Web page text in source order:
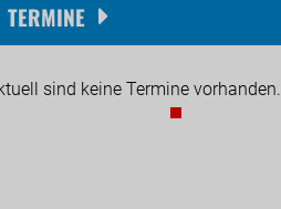
TERMINE
sind keine Termine vorhanden.